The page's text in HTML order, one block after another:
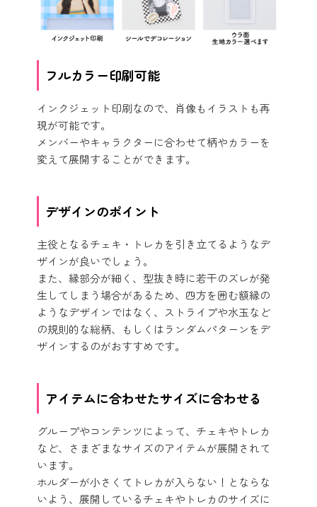
フルカラー印刷可能
インクジェット印刷なので、肖像もイラストも再
現が可能です。
メンバーやキャラクターに合わせて柄やカラーを
変えて展開することができます。
デザインのポイント
主役となるチェキ・トレカを引き立てるようなデ
ザインが良いでしょう。
また、縁部分が細く、型抜き時に若干のズレが発
生してしまう場合があるため、四方を囲む額縁の
ようなデザインではなく、ストライプや水玉など
の規則的な総柄、もしくはランダムパターンをデ
ザインするのがおすすめです。
アイテムに合わせたサイズに合わせる
グループやコンテンツによって、チェキやトレカ
など、さまざまなサイズのアイテムが展開されて
います。
ホルダーが小さくてトレカが入らない！とならな
いよう、展開しているチェキやトレカのサイズに